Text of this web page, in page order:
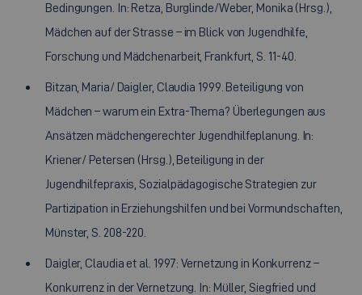
Bedingungen. In: Retza, Burglinde/Weber, Monika (Hrsg.),
Mädchen auf der Strasse – im Blick von Jugendhilfe,
Forschung und Mädchenarbeit, Frankfurt, S. 11-40.
Bitzan, Maria/ Daigler, Claudia 1999. Beteiligung von
Mädchen – warum ein Extra-Thema? Überlegungen aus
Ansätzen mädchengerechter Jugendhilfeplanung. In:
Kriener/ Petersen (Hrsg.), Beteiligung in der
Jugendhilfepraxis, Sozialpädagogische Strategien zur
Partizipation in Erziehungshilfen und bei Vormundschaften,
Münster, S. 208-220.
Daigler, Claudia et al. 1997: Vernetzung in Konkurrenz –
Konkurrenz in der Vernetzung. In: Müller, Siegfried und